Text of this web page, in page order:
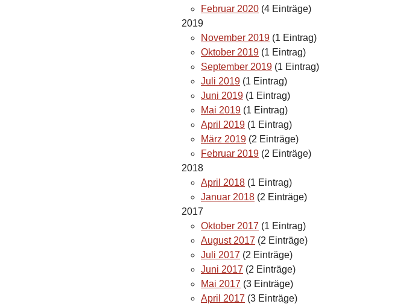
Februar 2020 (4 Einträge)
2019
November 2019 (1 Eintrag)
Oktober 2019 (1 Eintrag)
September 2019 (1 Eintrag)
Juli 2019 (1 Eintrag)
Juni 2019 (1 Eintrag)
Mai 2019 (1 Eintrag)
April 2019 (1 Eintrag)
März 2019 (2 Einträge)
Februar 2019 (2 Einträge)
2018
April 2018 (1 Eintrag)
Januar 2018 (2 Einträge)
2017
Oktober 2017 (1 Eintrag)
August 2017 (2 Einträge)
Juli 2017 (2 Einträge)
Juni 2017 (2 Einträge)
Mai 2017 (3 Einträge)
April 2017 (3 Einträge)